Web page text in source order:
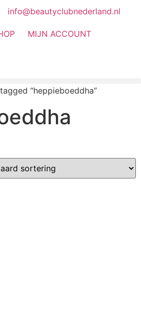
info@beautyclubnederland.nl
MIJN ACCOUNT
“heppieboeddha”